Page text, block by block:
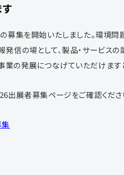
募集を開始いたしました。環境問
発信の場として、製品・サービスの
業の発展につなげていただけます
出展者募集ページをご確認くださ